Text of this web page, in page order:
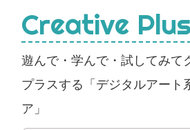
Creative Plus
遊んで・学んで・試してみて
プラスする「デジタルアート
ア」